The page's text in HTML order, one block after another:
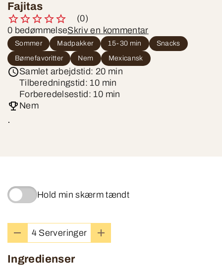
Fajitas
(0)
0 bedømmelseSkriv en kommentar
Sommer Madpakker 15-30 min
Snacks
Børnefavoritter
Nem Mexicansk
Samlet arbejdstid: 20 min
Tilberedningstid: 10 min
Forberedelsestid: 10 min
Nem
.
Hold min skærm tændt
4 Serveringer
Ingredienser